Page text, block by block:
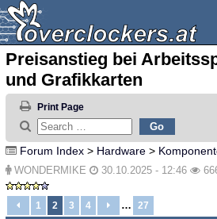
Preisanstieg bei
und Grafikkarten
Print Page
Forum Index > Hardware >
WONDERMIKE 30.10.2025 - 12:46
1 2 3 4 … 27